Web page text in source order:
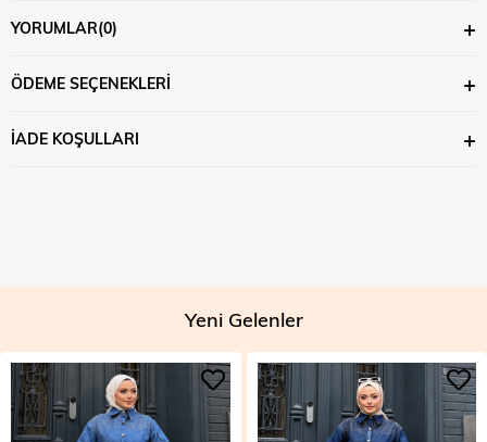
YORUMLAR(0)
ÖDEME SEÇENEKLERI
İADE KOŞULLARI
Yeni Gelenler